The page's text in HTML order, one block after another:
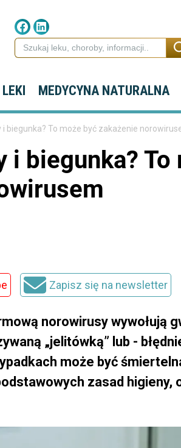
LEKI MEDYCYNA NATURALNA
i biegunka? To może być zakażenie
i biegunka? To
Zapisz się na newsletter
norowirusy wywołują
„jelitówką” lub -
może być
zasad higieny,